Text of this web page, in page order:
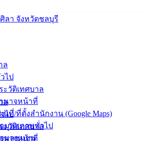
ล
ไป
ะวัติเทศบาล
นาจหน้าที่
นที่/ที่ตั้งสำนักงาน (Google Maps)
มูลสภาพทั่วไป
มูลชุมชน
ล
ไป
ะวัติเทศบาล
นาจหน้าที่
ม กรณี ตรวจสอบร่องน้ำสาธารณะ
ะชาคม กรณี ตรวจสอบร่อง
.เวสารัช ต.อ่างศิลา
มิถุนายน 16, 2026